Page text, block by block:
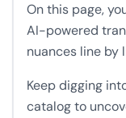
On this page,
AI-powered
nuances line by
Keep digging
catalog to